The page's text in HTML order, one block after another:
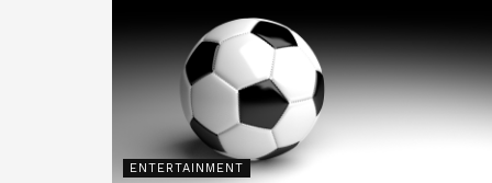
ENTERTAINMENT